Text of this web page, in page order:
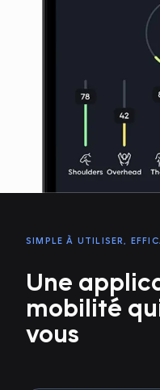
SIMPLE À UTILISER,
Une
mobilité
vous